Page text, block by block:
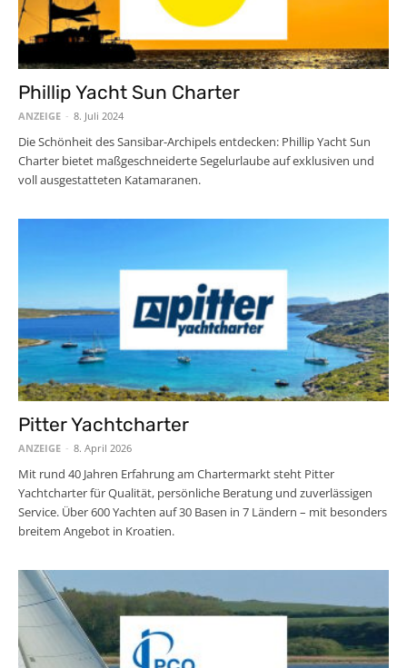
Phillip Yacht Sun Charter
ANZEIGE - 8. Juli 2024
Die Schönheit des Sansibar-Archipels entdecken: Phillip Yacht Sun
Charter bietet maßgeschneiderte Segelurlaube auf exklusiven und
voll ausgestatteten Katamaranen.
Pitter Yachtcharter
ANZEIGE - 8. April 2026
Mit rund 40 Jahren Erfahrung am Chartermarkt steht Pitter
Yachtcharter für Qualität, persönliche Beratung und zuverlässigen
Service. Über 600 Yachten auf 30 Basen in 7 Ländern – mit besonders
breitem Angebot in Kroatien.